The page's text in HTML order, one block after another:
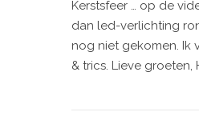
Kerstsfeer … op de
dan led-verlichting
nog niet gekomen. Ik
& trics. Lieve groeten,